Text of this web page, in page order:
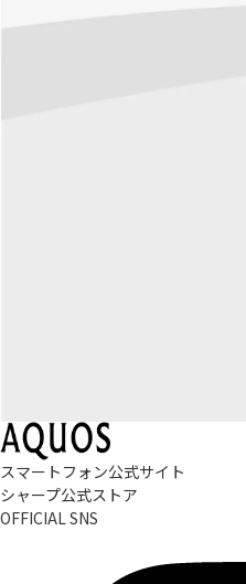
スマートフォン公式サイト
シャープ公式ストア
OFFICIAL SNS